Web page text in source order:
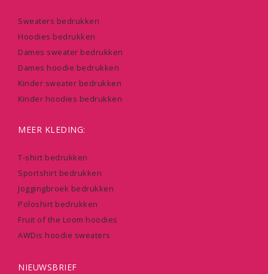
Sweaters bedrukken
Hoodies bedrukken
Dames sweater bedrukken
Dames hoodie bedrukken
Kinder sweater bedrukken
Kinder hoodies bedrukken
MEER KLEDING:
T-shirt bedrukken
Sportshirt bedrukken
Joggingbroek bedrukken
Poloshirt bedrukken
Fruit of the Loom hoodies
AWDis hoodie sweaters
NIEUWSBRIEF